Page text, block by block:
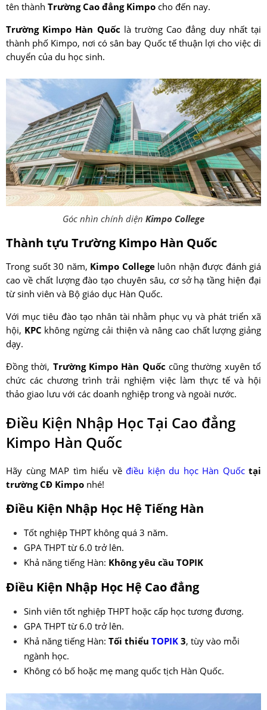
tên thành Trường Cao đẳng Kimpo cho đến nay.
Trường Kimpo Hàn Quốc là trường Cao đẳng duy nhất tại
thành phố Kimpo, nơi có sân bay Quốc tế thuận lợi cho việc di
chuyển của du học sinh.
Góc nhìn chính diện Kimpo College
Thành tựu Trường Kimpo Hàn Quốc
Trong suốt 30 năm, Kimpo Collegeluôn nhận được đánh giá
cao về chất lượng đào tạo chuyên sâu, cơ sở hạ tầng hiện đại
từ sinh viên và Bộ giáo dục Hàn Quốc.
Với mục tiêu đào tạo nhân tài nhằm phục vụ và phát triển xã
hội, KPC không ngừng cải thiện và nâng cao chất lượng giảng
dạy.
Đồng thời, Trường Kimpo Hàn Quốc cũng thường xuyên tổ
chức các chương trình trải nghiệm việc làm thực tế và hội
thảo giao lưu với các doanh nghiệp trong và ngoài nước.
Điều Kiện Nhập Học Tại Cao đẳng
Kimpo Hàn Quốc
Hãy cùng MAP tìm hiểu về điều kiện du học Hàn Quốctại
trường CĐ Kimpo nhé!
Điều Kiện Nhập Học Hệ Tiếng Hàn
Tốt nghiệp THPT không quá 3 năm.
GPA THPT từ 6.0 trở lên.
Khả năng tiếng Hàn: Không yêu cầu TOPIK
Điều Kiện Nhập Học Hệ Cao đẳng
Sinh viên tốt nghiệp THPT hoặc cấp học tương đương.
GPA THPT từ 6.0 trở lên.
Khả năng tiếng Hàn: Tối thiểu TOPIK 3, tùy vào mỗi
ngành học.
Không có bố hoặc mẹ mang quốc tịch Hàn Quốc.